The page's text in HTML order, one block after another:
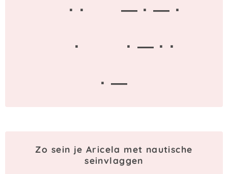
· ·
— · — ·
·
· — · ·
· —
Zo sein je Aricela met nautische
seinvlaggen